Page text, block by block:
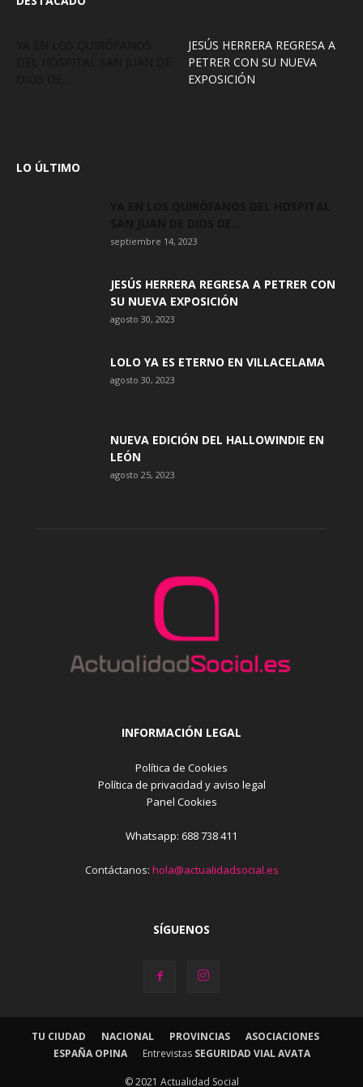
JESÚS HERRERA REGRESA A
PETRER CON SU NUEVA
EXPOSICIÓN
LO ÚLTIMO
septiembre 14, 2023
JESÚS HERRERA REGRESA A PETRER CON
SU NUEVA EXPOSICIÓN
agosto 30, 2023
LOLO YA ES ETERNO EN VILLACELAMA
agosto 30, 2023
NUEVA EDICIÓN DEL HALLOWINDIE EN
LEÓN
agosto 25, 2023
INFORMACIÓN LEGAL
Política de Cookies
Política de privacidad y aviso legal
Panel Cookies
Whatsapp: 688 738 411
Contáctanos: hola@actualidadsocial.es
SÍGUENOS
TU CIUDAD NACIONAL PROVINCIAS
ASOCIACIONES
ESPAÑA OPINA
Entrevistas SEGURIDAD VIAL AVATA
© 2021 Actualidad Social